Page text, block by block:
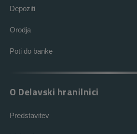
Depoziti
Orodja
Poti do banke
O Delavski hranilnici
Predstavitev